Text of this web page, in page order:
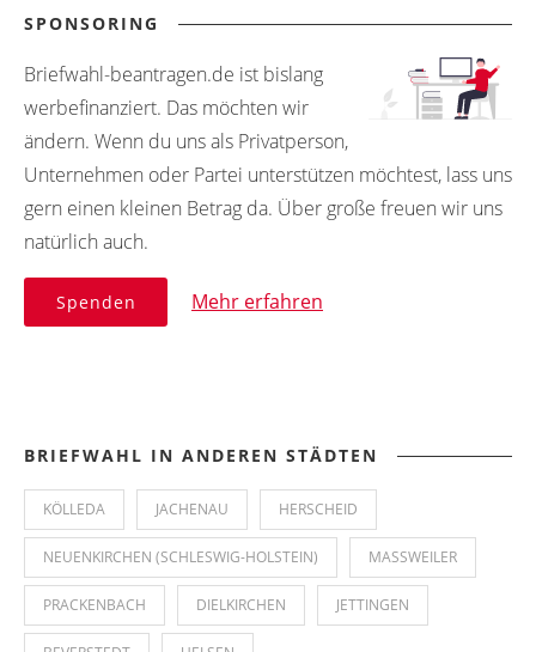
SPONSORING
Briefwahl-beantragen.de ist bislang
werbefinanziert. Das möchten wir
ändern. Wenn du uns als Privatperson,
Unternehmen oder Partei unterstützen möchtest, lass uns
gern einen kleinen Betrag da. Über große freuen wir uns
natürlich auch.
Spenden Mehr erfahren
BRIEFWAHL IN ANDEREN STÄDTEN
KÖLLEDA JACHENAU HERSCHEID
NEUENKIRCHEN (SCHLESWIG-HOLSTEIN) MASSWEILER
PRACKENBACH DIELKIRCHEN JETTINGEN